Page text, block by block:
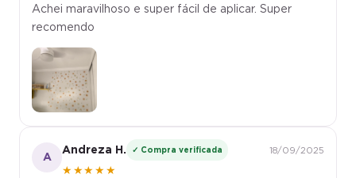
Achei maravilhoso e super fácil de aplicar. Super
recomendo
A
Andreza H. ✓ Compra verificada
★★★★★
18/09/2025